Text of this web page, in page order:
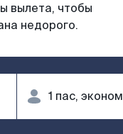
вылета, чтобы
недорого.